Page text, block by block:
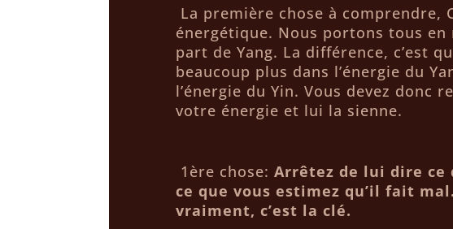
La première chose à comprendre,
énergétique. Nous portons tous en
part de Yang. La différence, c’est
beaucoup plus dans l’énergie du
l’énergie du Yin. Vous devez donc
votre énergie et lui la sienne.
1ère chose: Arrêtez de lui dire ce
ce que vous estimez qu’il fait
vraiment, c’est la clé.